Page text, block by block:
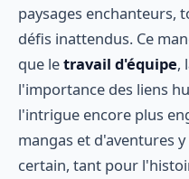
paysages enchanteurs,
défis inattendus. Ce
que letravail d'équipe,
l'importance des liens
l'intrigue encore plus
mangas et d'aventures
certain, tant pour